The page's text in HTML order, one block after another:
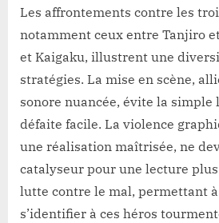
Les affrontements contre les
notamment ceux entre Tanjiro
et Kaigaku, illustrent une
stratégies. La mise en scène,
sonore nuancée, évite la simple
défaite facile. La violence
une réalisation maîtrisée, ne
catalyseur pour une lecture
lutte contre le mal, permettant
s’identifier à ces héros